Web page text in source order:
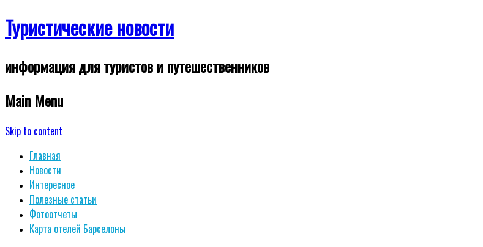
Туристические новости
информация для туристов и путешественников
Main Menu
Skip to content
Главная
Новости
Интересное
Полезные статьи
Фотоотчеты
Карта отелей Барселоны